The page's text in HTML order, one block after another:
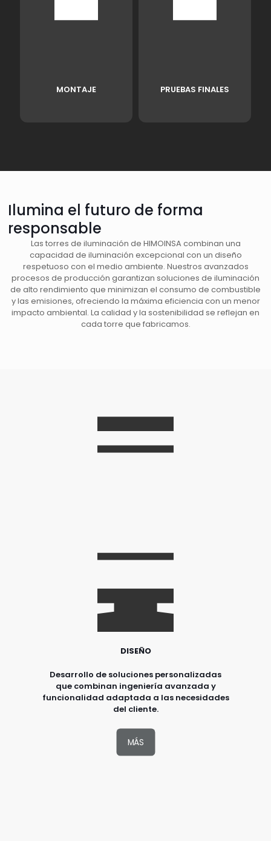
MONTAJE PRUEBAS FINALES
Ilumina el futuro de forma
responsable
Las torres de iluminación de HIMOINSA combinan una
capacidad de iluminación excepcional con un diseño
respetuoso con el medio ambiente. Nuestros avanzados
procesos de producción garantizan soluciones de iluminación
de alto rendimiento que minimizan el consumo de combustible
y las emisiones, ofreciendo la máxima eficiencia con un menor
impacto ambiental. La calidad y la sostenibilidad se reflejan en
cada torre que fabricamos.
DISEÑO
Desarrollo de soluciones personalizadas
que combinan ingeniería avanzada y
funcionalidad adaptada a las necesidades
del cliente.
MÁS